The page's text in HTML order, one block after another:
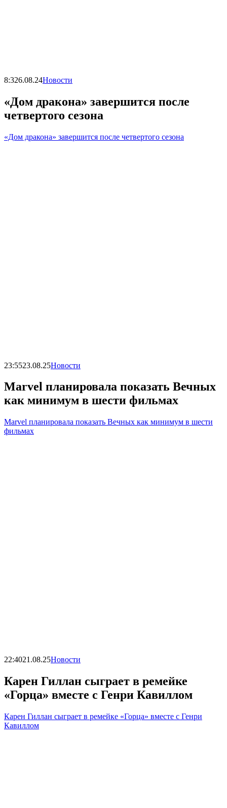
8:326.08.24Новости
«Дом дракона» завершится после
четвертого сезона
«Дом дракона» завершится после четвертого сезона
23:5523.08.25Новости
Marvel планировала показать Вечных
как минимум в шести фильмах
Marvel планировала показать Вечных как минимум в шести
фильмах
22:4021.08.25Новости
Карен Гиллан сыграет в ремейке
«Горца» вместе с Генри Кавиллом
Карен Гиллан сыграет в ремейке «Горца» вместе с Генри
Кавиллом